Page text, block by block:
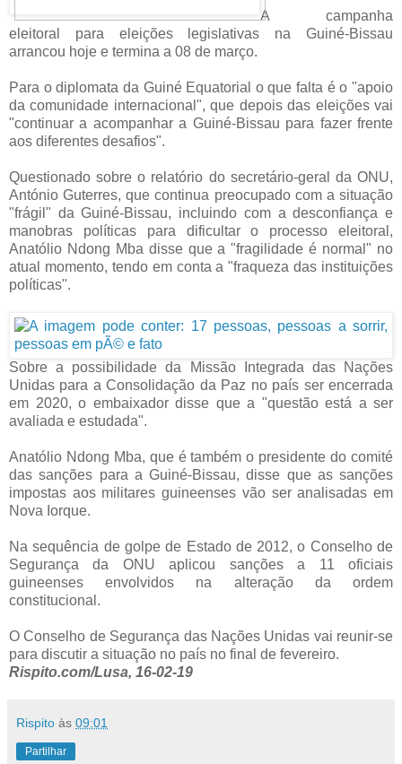
A campanha
eleitoral para eleições legislativas na Guiné-Bissau
arrancou hoje e termina a 08 de março.
Para o diplomata da Guiné Equatorial o que falta é o "apoio
da comunidade internacional", que depois das eleições vai
"continuar a acompanhar a Guiné-Bissau para fazer frente
aos diferentes desafios".
Questionado sobre o relatório do secretário-geral da ONU,
António Guterres, que continua preocupado com a situação
"frágil" da Guiné-Bissau, incluindo com a desconfiança e
manobras políticas para dificultar o processo eleitoral,
Anatólio Ndong Mba disse que a "fragilidade é normal" no
atual momento, tendo em conta a "fraqueza das instituições
políticas".
Sobre a possibilidade da Missão Integrada das Nações
Unidas para a Consolidação da Paz no país ser encerrada
em 2020, o embaixador disse que a "questão está a ser
avaliada e estudada".
Anatólio Ndong Mba, que é também o presidente do comité
das sanções para a Guiné-Bissau, disse que as sanções
impostas aos militares guineenses vão ser analisadas em
Nova Iorque.
Na sequência de golpe de Estado de 2012, o Conselho de
Segurança da ONU aplicou sanções a 11 oficiais
guineenses envolvidos na alteração da ordem
constitucional.
O Conselho de Segurança das Nações Unidas vai reunir-se
para discutir a situação no país no final de fevereiro.
Rispito.com/Lusa, 16-02-19
Rispito às 09:01
Partilhar